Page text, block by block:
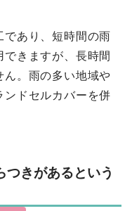
であり、短時間の雨
きますが、長時間
ん。雨の多い地域や
ンドセルカバーを併
つきがあるという